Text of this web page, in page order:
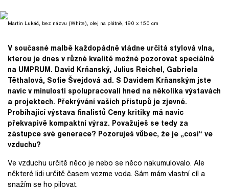
Martin Lukáč, bez názvu (White), olej na plátně, 190 x 150 cm
V současné malbě každopádně vládne určitá stylová vlna,
kterou je dnes v různé kvalitě možné pozorovat speciálně
na UMPRUM. David Krňanský, Julius Reichel, Gabriela
Těthalová, Sofie Švejdová ad. S Davidem Krňanským jste
navíc v minulosti spolupracovali hned na několika výstavách
a projektech. Překrývání vašich přístupů je zjevné.
Probíhající výstava finalistů Ceny kritiky má navíc
překvapivě kompaktní výraz. Považuješ se tedy za
zástupce své generace? Pozoruješ vůbec, že je „cosi“ ve
vzduchu?
Ve vzduchu určitě něco je nebo se něco nakumulovalo. Ale
některé lidi určitě časem vezme voda. Sám mám vlastní cíl a
snažím se ho pilovat.